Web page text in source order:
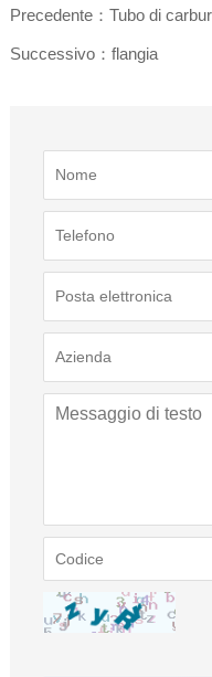
Precedente：Tubo di
Successivo：flangia